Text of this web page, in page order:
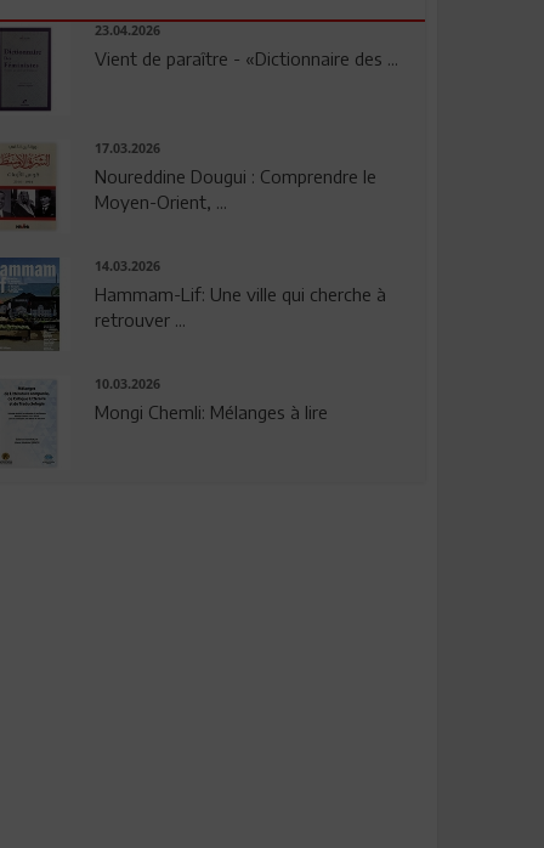
23.04.2026
Vient de paraître - «Dictionnaire des ...
17.03.2026
Noureddine Dougui : Comprendre le
Moyen-Orient, ...
14.03.2026
Hammam-Lif: Une ville qui cherche à
retrouver ...
10.03.2026
Mongi Chemli: Mélanges à lire